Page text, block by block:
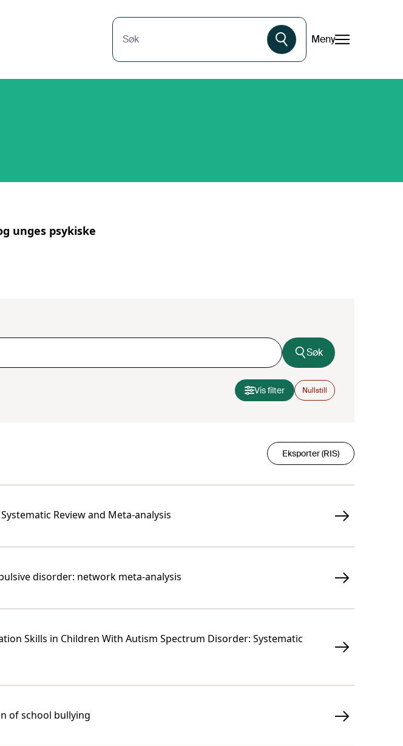
Søk Meny
unges psykiske
Søk
Vis filter Nullstill
Eksporter (RIS)
Review and Meta-analysis
disorder: network meta-analysis
Skills in Children With Autism Spectrum Disorder: Systematic
of school bullying